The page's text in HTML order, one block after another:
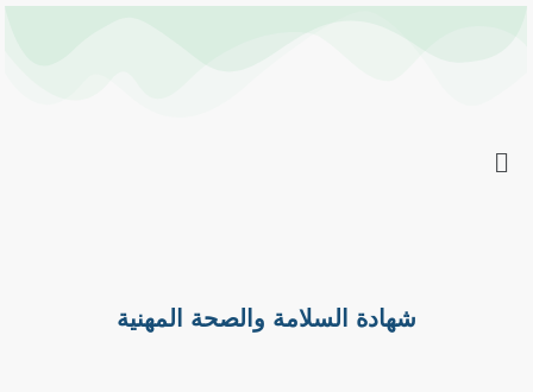
شهادة السلامة والصحة المهنية
navigation